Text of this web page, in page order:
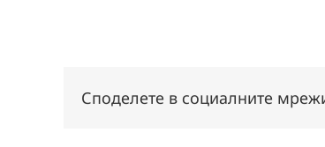
Споделете в социалните